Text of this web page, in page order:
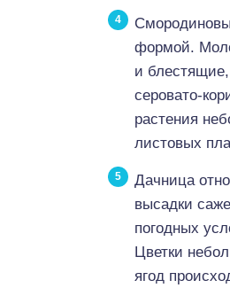
формой.
и
серовато-
растения
листовых
Дачница
высадки
погодных
Цветки
ягод